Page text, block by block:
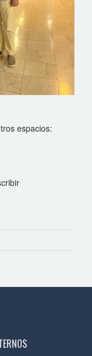
espacios: